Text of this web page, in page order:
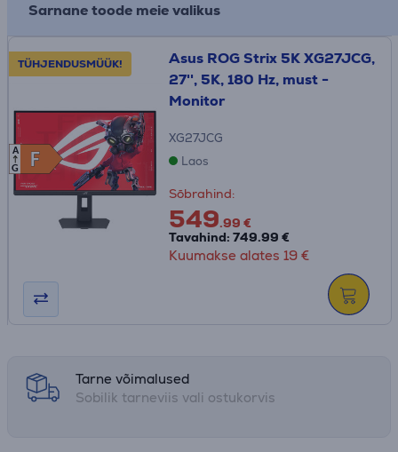
Sarnane toode meie valikus
TÜHJENDUSMÜÜK!
F
F
A
G
Asus ROG Strix 5K XG27JCG,
27'', 5K, 180 Hz, must -
Monitor
XG27JCG
Laos
Sõbrahind:
549.99 €
Tavahind: 749.99 €
Kuumakse alates 19 €
Tarne võimalused
Sobilik tarneviis vali ostukorvis